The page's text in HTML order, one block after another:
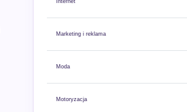
Internet
Marketing i reklama
Moda
Motoryzacja